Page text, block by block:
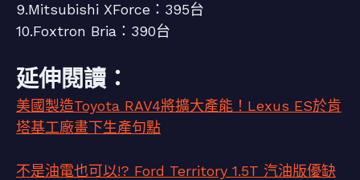
9.Mitsubishi XForce：395台
10.Foxtron Bria：390台
延伸閱讀：
美國製造Toyota RAV4將擴大產能！Lexus ES於肯
塔基工廠畫下生產句點
不是油電也可以!? Ford Territory 1.5T 汽油版優缺